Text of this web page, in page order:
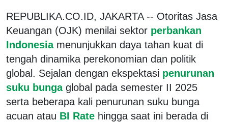
REPUBLIKA.CO.ID, JAKARTA -- Otoritas Jasa
Keuangan (OJK) menilai sektor perbankan
Indonesia menunjukkan daya tahan kuat di
tengah dinamika perekonomian dan politik
global. Sejalan dengan ekspektasi penurunan
suku bunga global pada semester II 2025
serta beberapa kali penurunan suku bunga
acuan atau BI Rate hingga saat ini berada di